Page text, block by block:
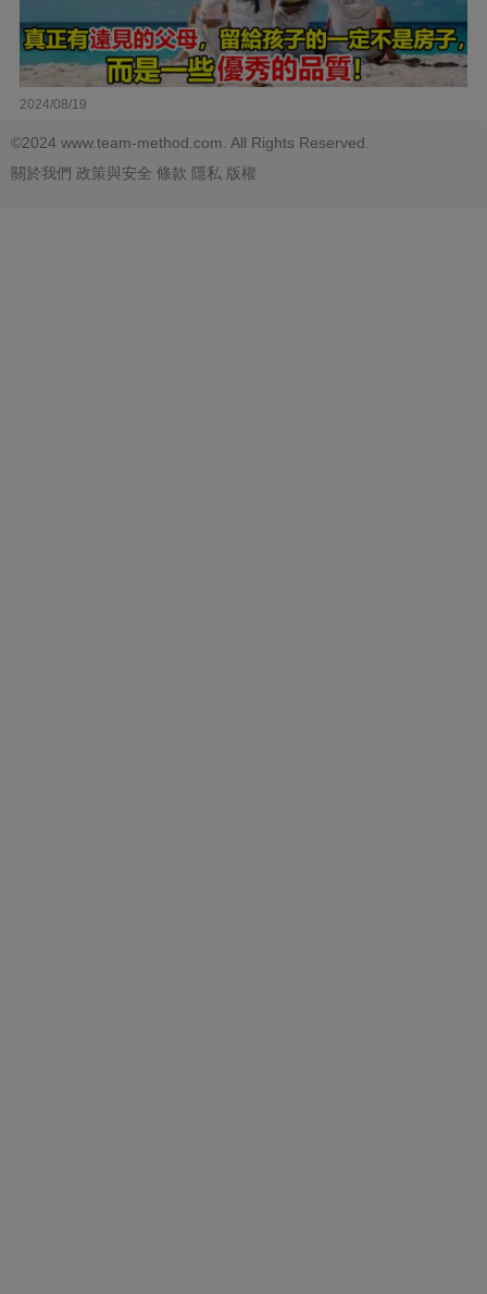
2024/08/19
©2024 www.team-method.com. All Rights Reserved.
關於我們 政策與安全 條款 隱私 版權